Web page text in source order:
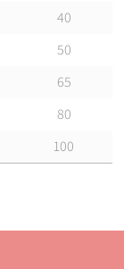
40
50
65
80
100